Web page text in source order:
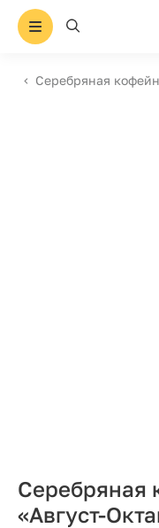
Серебряная
Серебряная
«Август-